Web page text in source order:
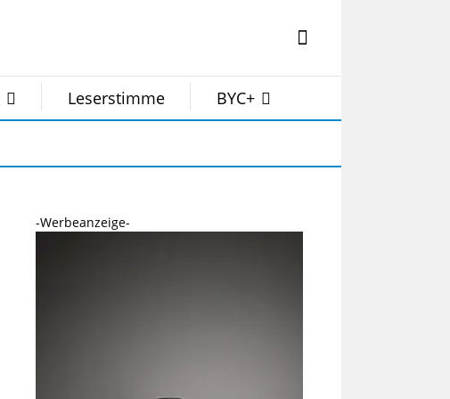
Leserstimme BYC+
-Werbeanzeige-